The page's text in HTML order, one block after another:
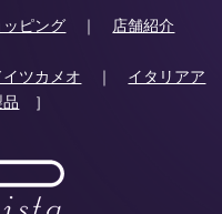
ッピング ｜ 店舗紹介
イツカメオ ｜ イタリアア
］